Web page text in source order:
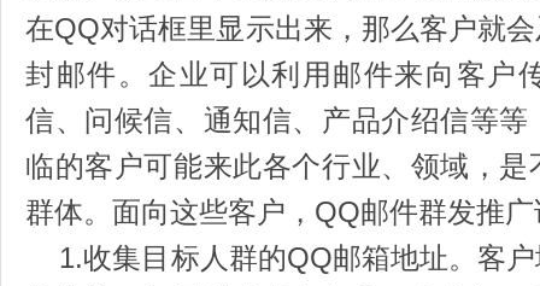
在QQ对话框里显示出来，那么客户就
封邮件。企业可以利用邮件来向客户
信、问候信、通知信、产品介绍信等
临的客户可能来此各个行业、领域，
群体。面向这些客户，QQ邮件群发推
1.收集目标人群的QQ邮箱地址。客